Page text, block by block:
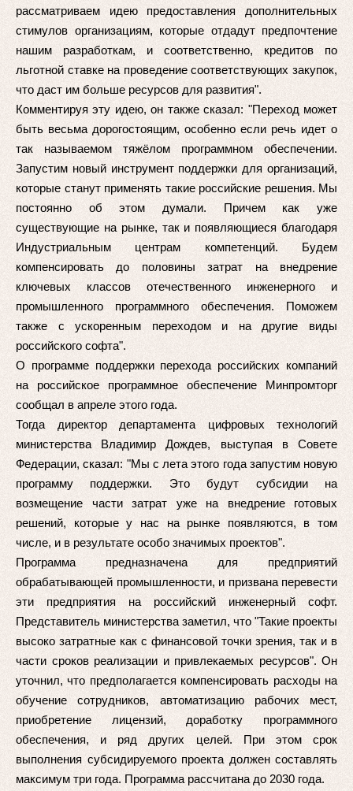
рассматриваем идею предоставления дополнительных
стимулов организациям, которые отдадут предпочтение
нашим разработкам, и соответственно, кредитов по
льготной ставке на проведение соответствующих закупок,
что даст им больше ресурсов для развития".
Комментируя эту идею, он также сказал: "Переход может
быть весьма дорогостоящим, особенно если речь идет о
так называемом тяжёлом программном обеспечении.
Запустим новый инструмент поддержки для организаций,
которые станут применять такие российские решения. Мы
постоянно об этом думали. Причем как уже
существующие на рынке, так и появляющиеся благодаря
Индустриальным центрам компетенций. Будем
компенсировать до половины затрат на внедрение
ключевых классов отечественного инженерного и
промышленного программного обеспечения. Поможем
также с ускоренным переходом и на другие виды
российского софта".
О программе поддержки перехода российских компаний
на российское программное обеспечение Минпромторг
сообщал в апреле этого года.
Тогда директор департамента цифровых технологий
министерства Владимир Дождев, выступая в Совете
Федерации, сказал: "Мы с лета этого года запустим новую
программу поддержки. Это будут субсидии на
возмещение части затрат уже на внедрение готовых
решений, которые у нас на рынке появляются, в том
числе, и в результате особо значимых проектов".
Программа предназначена для предприятий
обрабатывающей промышленности, и призвана перевести
эти предприятия на российский инженерный софт.
Представитель министерства заметил, что "Такие проекты
высоко затратные как с финансовой точки зрения, так и в
части сроков реализации и привлекаемых ресурсов". Он
уточнил, что предполагается компенсировать расходы на
обучение сотрудников, автоматизацию рабочих мест,
приобретение лицензий, доработку программного
обеспечения, и ряд других целей. При этом срок
выполнения субсидируемого проекта должен составлять
максимум три года. Программа рассчитана до 2030 года.